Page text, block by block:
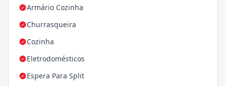
Armário Cozinha
Churrasqueira
Cozinha
Eletrodomésticos
Espera Para Split